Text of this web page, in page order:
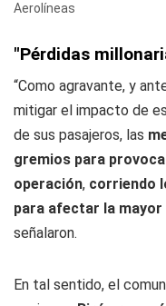
Aerolíneas
"Pérdidas
“Como agravante, y
mitigar el impacto de
de sus pasajeros, las
gremios para
operación, corriendo
para afectar la mayor
señalaron.
En tal sentido, el